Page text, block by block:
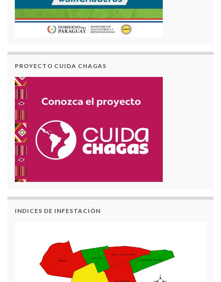
PROYECTO CUIDA CHAGAS
INDICES DE INFESTACIÓN